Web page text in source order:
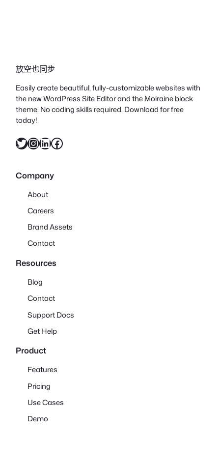
放空也同步
Easily create beautiful, fully-customizable websites with
the new WordPress Site Editor and the Moiraine block
theme. No coding skills required. Download for free
today!
X InstagramLinkedIn Facebook
Company
About
Careers
Brand Assets
Contact
Resources
Blog
Contact
Support Docs
Get Help
Product
Features
Pricing
Use Cases
Demo